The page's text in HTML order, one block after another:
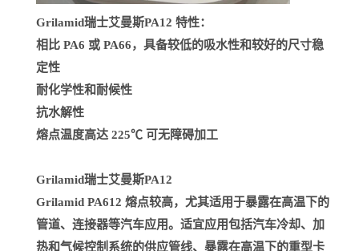
Grilamid瑞士艾曼斯PA12 特性：
相比 PA6 或 PA66，具备较低的吸水性和较好的尺寸稳
定性
耐化学性和耐候性
抗水解性
熔点温度高达 225℃ 可无障碍加工
Grilamid瑞士艾曼斯PA12
Grilamid PA612 熔点较高，尤其适用于暴露在高温下的
管道、连接器等汽车应用。适宜应用包括汽车冷却、加
热和气候控制系统的供应管线、暴露在高温下的重型卡